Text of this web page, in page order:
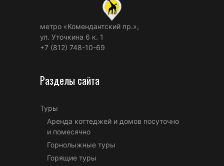
метро «Комендантский пр.»,
ул. Уточкина 6 к. 1
+7 (812) 748-10-69
Разделы сайта
Туры
Аренда коттеджей и домов посуточно
и помесячно
Горнолыжные туры
Горящие туры